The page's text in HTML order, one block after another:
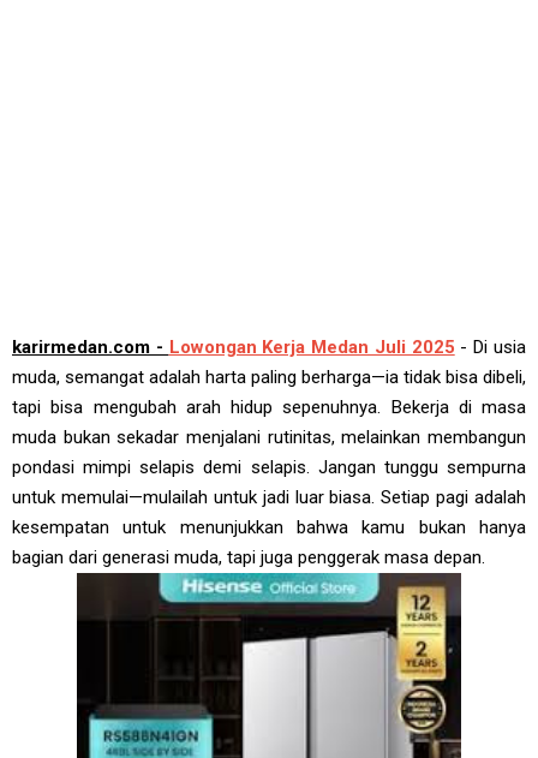
karirmedan.com - Lowongan Kerja Medan Juli 2025 - Di usia
muda, semangat adalah harta paling berharga—ia tidak bisa dibeli,
tapi bisa mengubah arah hidup sepenuhnya. Bekerja di masa
muda bukan sekadar menjalani rutinitas, melainkan membangun
pondasi mimpi selapis demi selapis. Jangan tunggu sempurna
untuk memulai—mulailah untuk jadi luar biasa. Setiap pagi adalah
kesempatan untuk menunjukkan bahwa kamu bukan hanya
bagian dari generasi muda, tapi juga penggerak masa depan.